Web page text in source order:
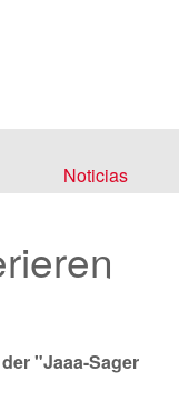
Noticias
"Jaaa-Sager